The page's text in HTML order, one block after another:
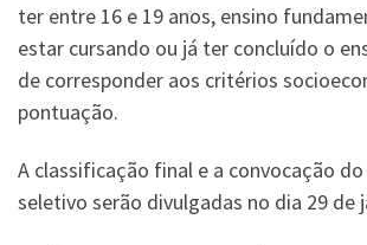
ter entre 16 e 19 anos, ensino
estar cursando ou já ter concluído o
de corresponder aos critérios
pontuação.
A classificação final e a convocação
seletivo serão divulgadas no dia 29 de